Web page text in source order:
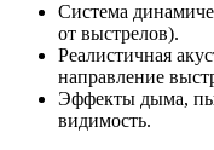
Система
от выстрелов).
Реалистичная
направление
Эффекты дыма,
видимость.